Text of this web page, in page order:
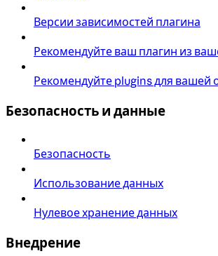
Версии зависимостей плагина
Рекомендуйте ваш плагин из
Рекомендуйте plugins для вашей
Безопасность и данные
Безопасность
Использование данных
Нулевое хранение данных
Внедрение